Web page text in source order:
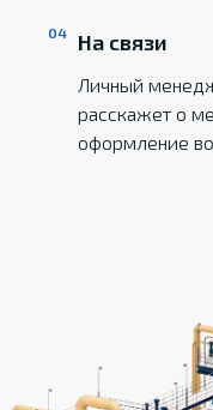
На связи
Личный
расскажет о
оформление